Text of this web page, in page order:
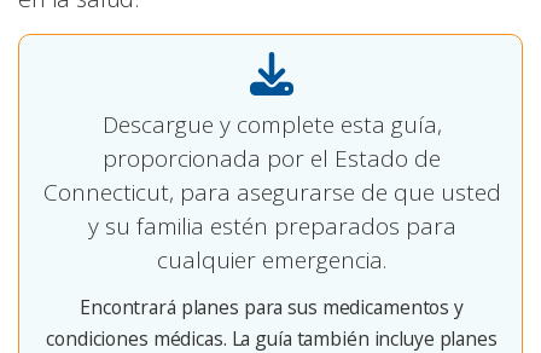
Descargue y complete esta guía,
proporcionada por el Estado de
Connecticut, para asegurarse de que usted
y su familia estén preparados para
cualquier emergencia.
Encontrará planes para sus medicamentos y
condiciones médicas. La guía también incluye planes